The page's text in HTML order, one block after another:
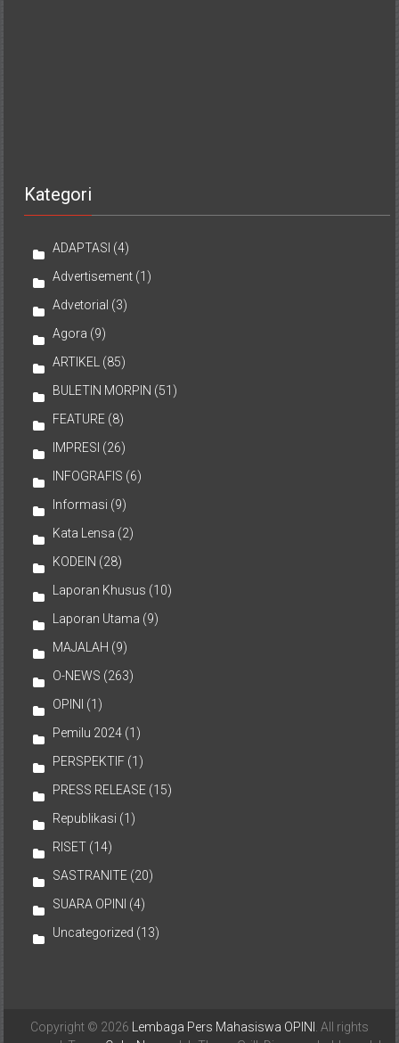
Kategori
ADAPTASI (4)
Advertisement (1)
Advetorial (3)
Agora (9)
ARTIKEL
(85)
BULETIN MORPIN (51)
FEATURE (8)
IMPRESI (26)
INFOGRAFIS (6)
Informasi (9)
Kata Lensa (2)
KODEIN (28)
Laporan Khusus (10)
Laporan Utama (9)
MAJALAH (9)
O-NEWS (263)
OPINI (1)
Pemilu 2024 (1)
PERSPEKTIF (1)
PRESS RELEASE (15)
Republikasi (1)
RISET (14)
SASTRANITE (20)
SUARA OPINI (4)
Uncategorized (13)
Copyright © 2026 Lembaga Pers Mahasiswa OPINI
. All rights